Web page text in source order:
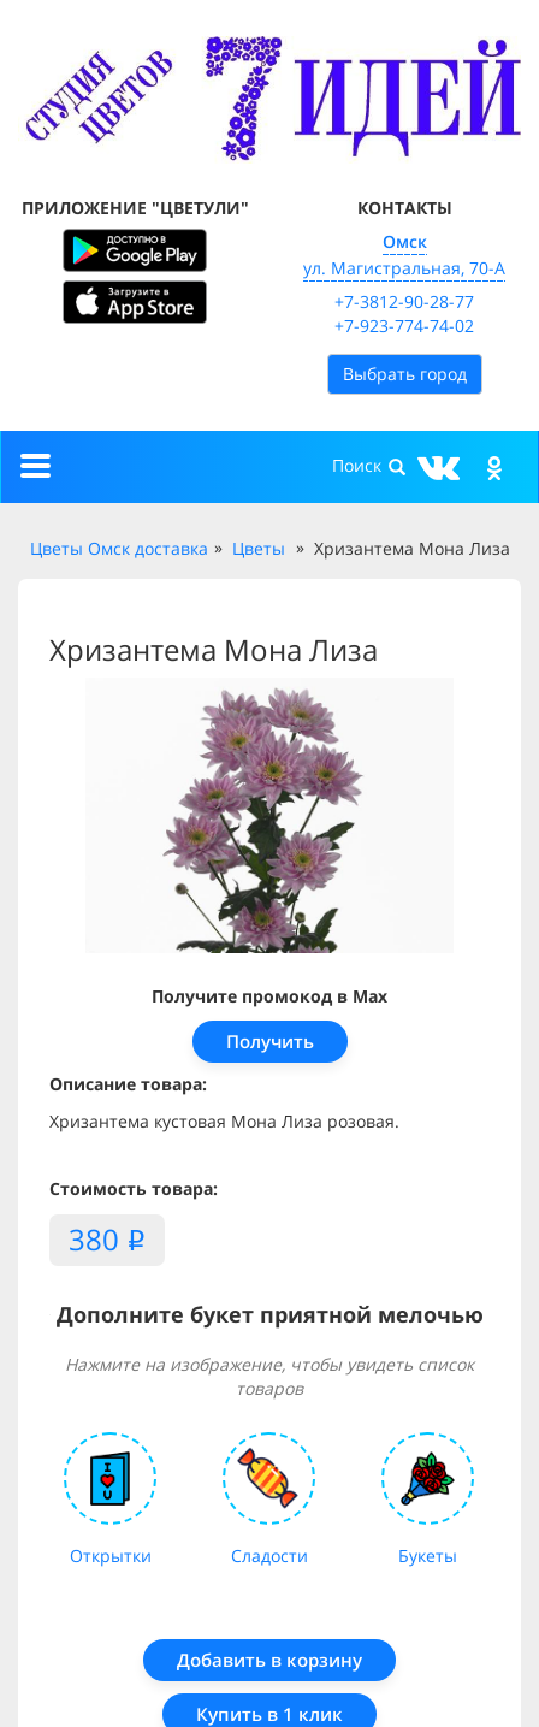
ПРИЛОЖЕНИЕ "ЦВЕТУЛИ"
КОНТАКТЫ
Омск
ул. Магистральная, 70-А
+7-3812-90-28-77
+7-923-774-74-02
Выбрать город
Toggle
Цветы Омск доставка Цветы Хризантема Мона Лиза
Хризантема Мона Лиза
Получите промокод в Max
Получить
Описание товара:
Хризантема кустовая Мона Лиза розовая.
Стоимость товара:
380 i
Дополните букет приятной мелочью
Нажмите на изображение, чтобы увидеть список
товаров
Открытки Сладости Букеты
Добавить в корзину
Купить в 1 клик